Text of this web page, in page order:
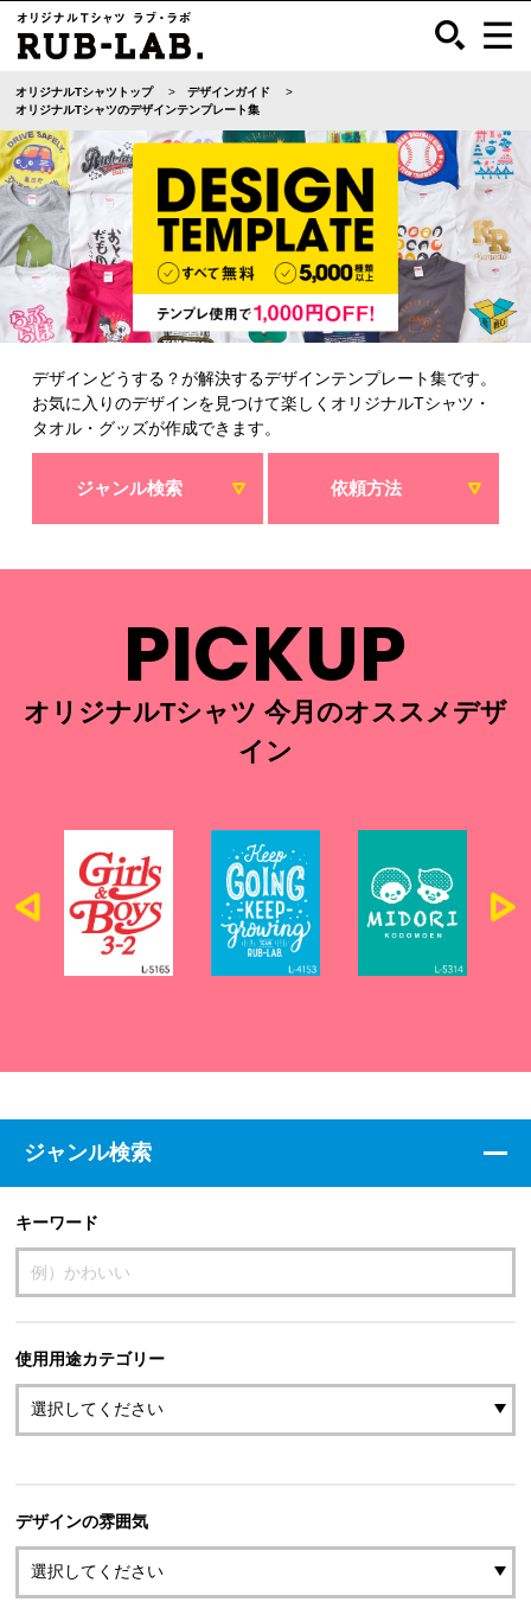
オリジナルTシャツトップ
デザインガイド
オリジナルTシャツのデザインテンプレート集
デザインどうする？が解決するデザインテンプレート集です。
お気に入りのデザインを見つけて楽しくオリジナルTシャツ・
タオル・グッズが作成できます。
ジャンル検索 依頼方法
PICKUP
オリジナルTシャツ 今月のオススメデザ
イン
ジャンル検索
キーワード
使用用途カテゴリー
デザインの雰囲気